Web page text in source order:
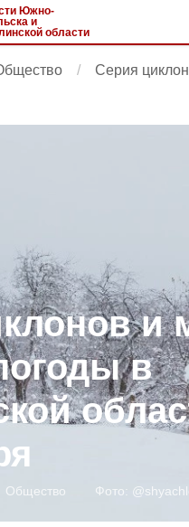
Южно-
и
области
Серия
и
в
Общество Фото: